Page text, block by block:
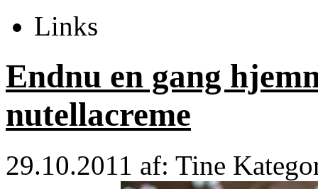
Links
Endnu en gang
nutellacreme
29.10.2011 af: Tine